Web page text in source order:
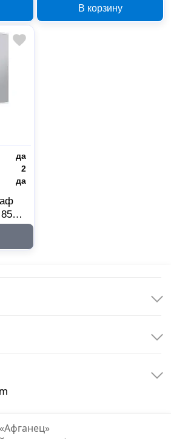
В корзину
да
2
да